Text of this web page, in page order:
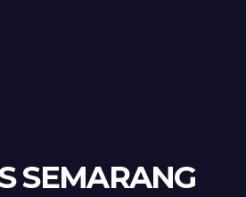
SEMARANG